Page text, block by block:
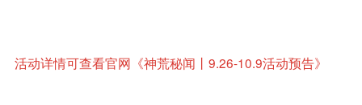
活动详情可查看官网《神荒秘闻丨9.26-10.9活动预告》